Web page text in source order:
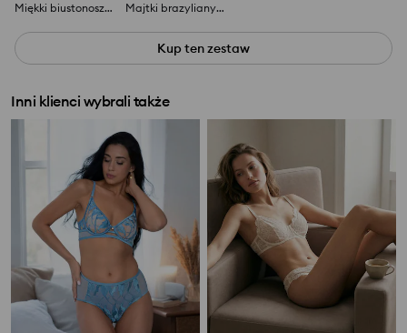
Miękki biustonosz z koronką Majtki brazyliany z wysokim stanem
Kup ten zestaw
Inni klienci wybrali także